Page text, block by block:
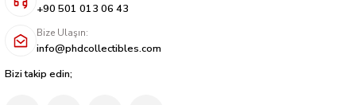
+90 501 013 06 43
Bize Ulaşın:
info@phdcollectibles.com
Bizi takip edin;